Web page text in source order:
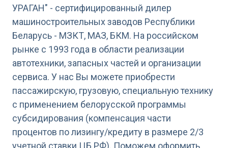
УРАГАН" - сертифицированный дилер
машиностроительных заводов Республики
Беларусь - МЗКТ, МАЗ, БКМ. На российском
рынке с 1993 года в области реализации
автотехники, запасных частей и организации
сервиса. У нас Вы можете приобрести
пассажирскую, грузовую, специальную технику
с применением белорусской программы
субсидирования (компенсация части
процентов по лизингу/кредиту в размере 2/3
учетной ставки ЦБ РФ). Поможем оформить